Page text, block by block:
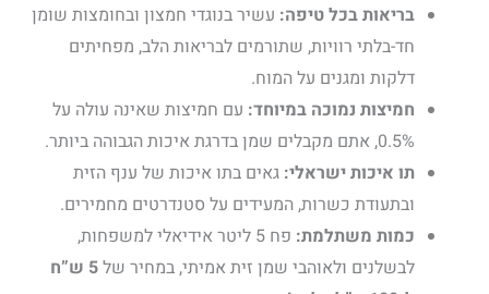
בריאות בכל טיפה: עשיר בנוגדי חמצון ובחומצות שומן
חד-בלתי רוויות, שתורמים לבריאות הלב, מפחיתים
דלקות ומגנים על המוח.
חמיצות נמוכה במיוחד: עם חמיצות שאינה עולה על
0.5%, אתם מקבלים שמן בדרגת איכות הגבוהה ביותר.
תו איכות ישראלי: גאים בתו איכות של ענף הזית
ובתעודת כשרות, המעידים על סטנדרטים מחמירים.
כמות משתלמת:
פח 5 ליטר אידיאלי למשפחות,
לבשלנים ולאוהבי שמן זית אמיתי, במחיר של
5 ש”ח